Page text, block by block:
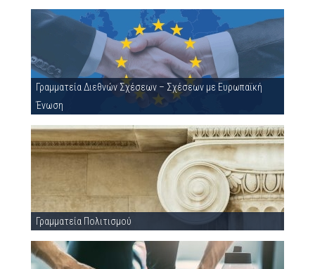
Γραμματεία Διεθνών Σχέσεων – Σχέσεων με Ευρωπαϊκή
Ένωση
Γραμματεία Πολιτισμού